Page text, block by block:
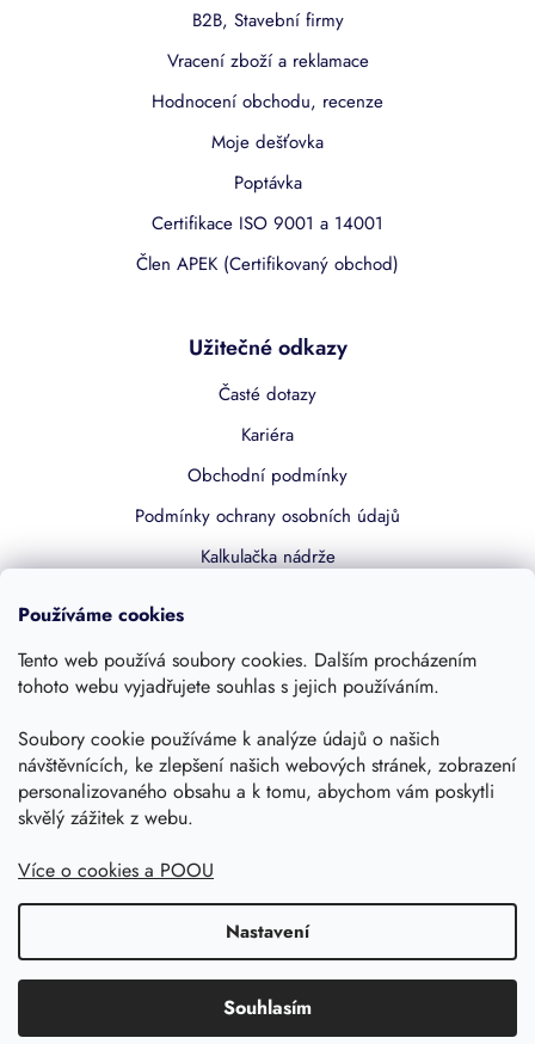
Používáme cookies
Tento web používá soubory cookies. Dalším procházením
tohoto webu vyjadřujete souhlas s jejich používáním.
Soubory cookie používáme k analýze údajů o našich
návštěvnících, ke zlepšení našich webových stránek, zobrazení
personalizovaného obsahu a k tomu, abychom vám poskytli
skvělý zážitek z webu.
Více o cookies a POOU
Nastavení
Souhlasím
B2B, Stavební firmy
Vracení zboží a reklamace
Hodnocení obchodu, recenze
Moje dešťovka
Poptávka
Certifikace ISO 9001 a 14001
Člen APEK (Certifikovaný obchod)
Užitečné odkazy
Časté dotazy
Kariéra
Obchodní podmínky
Podmínky ochrany osobních údajů
Kalkulačka nádrže
Kontakty
Sledujte nás
Copyright 2026, Dešťovka.eu Shoptet